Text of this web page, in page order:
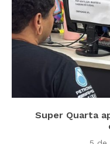
Super Quarta